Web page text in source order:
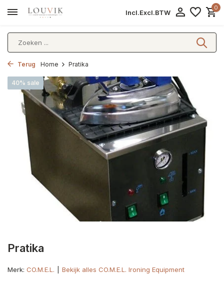
Incl.Excl.BTW
0
Terug Home Pratika
Pratika
40% sale
Merk: CO.M.E.L. Bekijk alles CO.M.E.L. Ironing Equipment